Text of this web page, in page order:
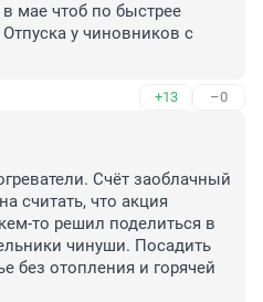
мае чтоб по быстрее
Отпуска у чиновников с
+13 –0
Счёт заоблачный
считать, что акция
то решил поделиться в
чинуши. Посадить
без отопления и горячей